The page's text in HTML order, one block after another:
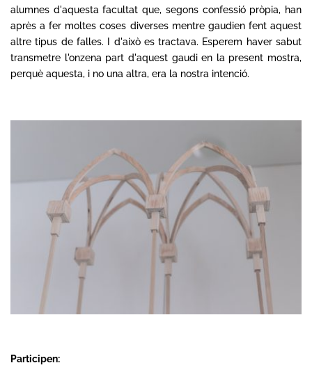
alumnes d'aquesta facultat que, segons confessió pròpia, han
après a fer moltes coses diverses mentre gaudien fent aquest
altre tipus de falles. I d'això es tractava. Esperem haver sabut
transmetre l'onzena part d'aquest gaudi en la present mostra,
perquè aquesta, i no una altra, era la nostra intenció.
Participen: